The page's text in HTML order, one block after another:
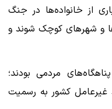
از خانواده‌ها در جنگ
و شهرهای کوچک شوند و
مردمی بودند؛
غیرعامل کشور به رسمیت